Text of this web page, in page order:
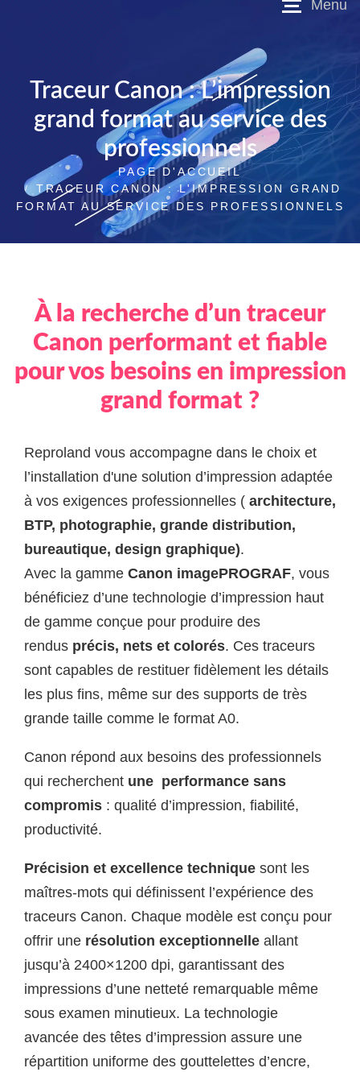
Traceur Canon : L’impression
grand format au service des
professionnels
PAGE D'ACCUEIL
TRACEUR CANON : L'IMPRESSION GRAND
FORMAT AU SERVICE DES PROFESSIONNELS
À la recherche d’un traceur
Canon performant et fiable
pour vos besoins en impression
grand format ?
Reproland vous accompagne dans le choix et
l’installation d'une solution d’impression adaptée
à vos exigences professionnelles ( architecture,
BTP, photographie, grande distribution,
bureautique, design graphique).
Avec la gamme Canon imagePROGRAF, vous
bénéficiez d’une technologie d’impression haut
de gamme conçue pour produire des
rendus précis, nets et colorés. Ces traceurs
sont capables de restituer fidèlement les détails
les plus fins, même sur des supports de très
grande taille comme le format A0.
Canon répond aux besoins des professionnels
qui recherchent une performance sans
compromis : qualité d’impression, fiabilité,
productivité.
Précision et excellence technique sont les
maîtres-mots qui définissent l’expérience des
traceurs Canon. Chaque modèle est conçu pour
offrir une résolution exceptionnelle allant
jusqu’à 2400×1200 dpi, garantissant des
impressions d’une netteté remarquable même
sous examen minutieux. La technologie
avancée des têtes d’impression assure une
répartition uniforme des gouttelettes d’encre,